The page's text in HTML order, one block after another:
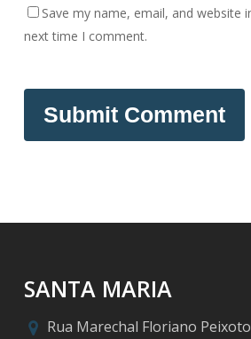
Save my name, email, and website
next time I comment.
SANTA MARIA
Rua Marechal Floriano